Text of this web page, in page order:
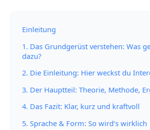
Einleitung
1. Das Grundgerüst verstehen: Was
dazu?
2. Die Einleitung: Hier weckst du
3. Der Hauptteil: Theorie, Methode,
4. Das Fazit: Klar, kurz und kraftvoll
5. Sprache & Form: So wird’s wirklich